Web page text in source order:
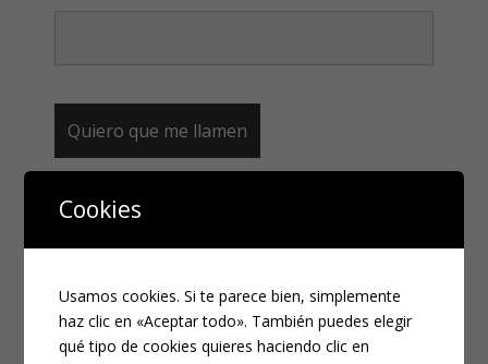
Noticias
Penal
Cookies
Usamos cookies. Si te parece bien, simplemente
haz clic en «Aceptar todo». También puedes elegir
qué tipo de cookies quieres haciendo clic en